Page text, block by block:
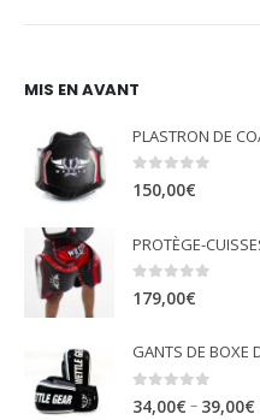
MIS EN AVANT
PLASTRON DE
0 out of 5
150,00€
PROTÈGE-
0 out of 5
179,00€
0 out of 5
34,00€ – 39,00€